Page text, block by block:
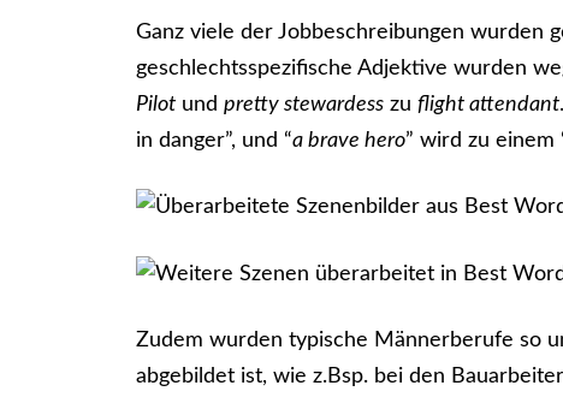
Ganz viele der Jobbeschreibungen wurden
geschlechtsspezifische Adjektive wurden
Pilot und pretty stewardess zu flight attendant
in danger”, und “a brave hero” wird zu einem
Zudem wurden typische Männerberufe so
abgebildet ist, wie z.Bsp. bei den